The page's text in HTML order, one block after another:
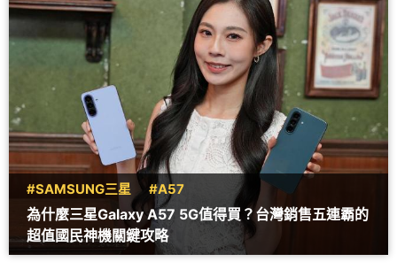
#SAMSUNG三星 #A57
為什麼三星Galaxy A57 5G值得買？台灣銷售五連霸的
超值國民神機關鍵攻略